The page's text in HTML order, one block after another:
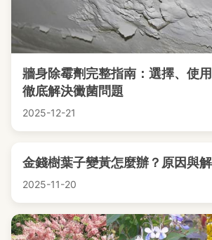
牆身除霉劑完整指南：選擇、使
徹底解決黴菌問題
2025-12-21
金錢樹葉子變黃怎麼辦？原因與
2025-11-20